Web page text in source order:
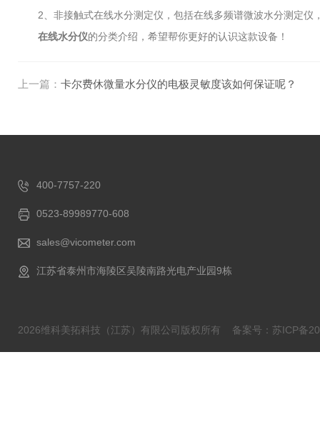
2、非接触式在线水分测定仪，包括在线多频谱微波水分测定仪
在线水分仪的分类介绍，希望帮你更好的认识这款设备！
上一篇： 卡尔费休微量水分仪的电极灵敏度该如何保证呢？
400-7757-220
0523-89989770-608
sales@vicometer.com
江苏省泰州市海陵区吴陵南路光电产业园9栋
2026维科美拓科技（江苏）有限公司版权所有 备案号：苏ICP备